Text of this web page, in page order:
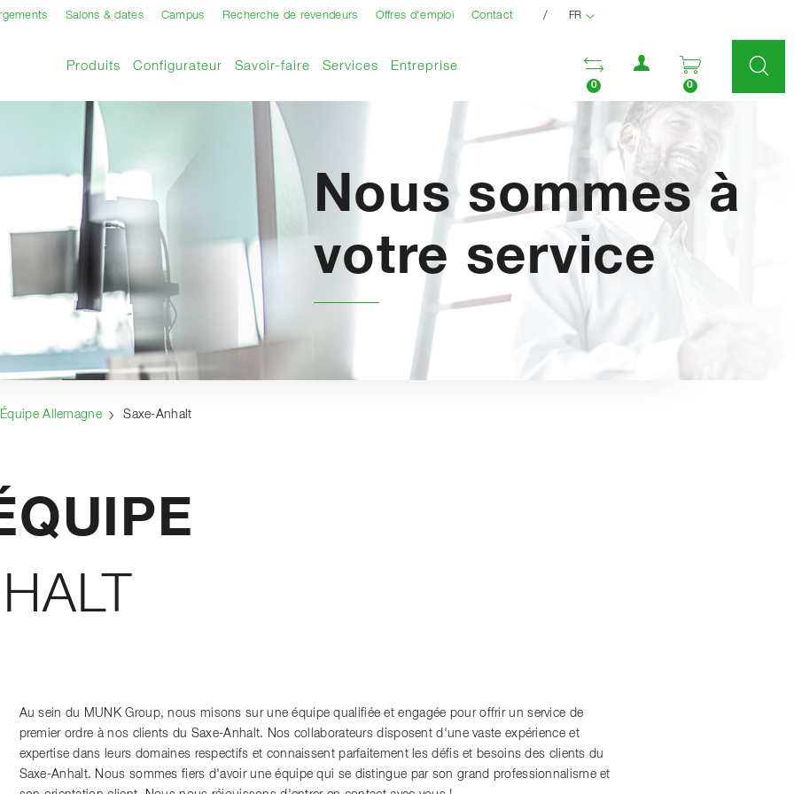
Salons & dates Campus Recherche de revendeurs Offres d'emploi Contact / FR
Produits Configurateur Savoir-faire Services Entreprise Ouvrir la liste
0
Menu utilisateur
Ouvrir le
0
Nous sommes à
votre service
Équipe Allemagne Saxe-Anhalt
Au sein du MUNK Group, nous misons sur une équipe qualifiée et engagée pour offrir un service de
premier ordre à nos clients du Saxe-Anhalt. Nos collaborateurs disposent d'une vaste expérience et
expertise dans leurs domaines respectifs et connaissent parfaitement les défis et besoins des clients du
Saxe-Anhalt. Nous sommes fiers d'avoir une équipe qui se distingue par son grand professionnalisme et